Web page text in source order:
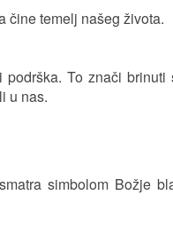
čine temelj našeg života.
To znači
u nas.
simbolom Božje